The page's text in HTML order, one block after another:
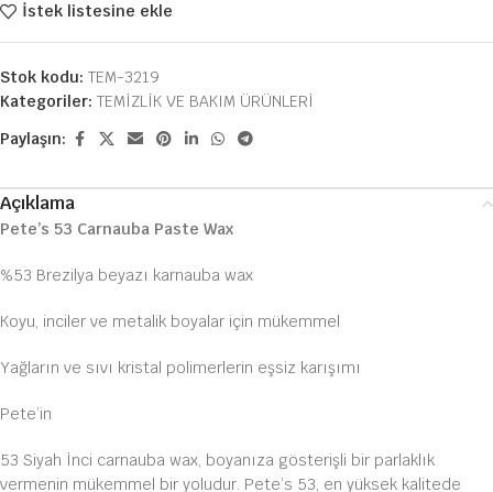
İstek listesine ekle
Stok kodu: TEM-3219
Kategoriler: TEMİZLİK VE BAKIM ÜRÜNLERİ
Paylaşın:
Açıklama
Pete’s 53 Carnauba Paste Wax
%53 Brezilya beyazı karnauba wax
Koyu, inciler ve metalik boyalar için mükemmel
Yağların ve sıvı kristal polimerlerin eşsiz karışımı
Pete’in
53 Siyah İnci carnauba wax, boyanıza gösterişli bir parlaklık
vermenin mükemmel bir yoludur. Pete’s 53, en yüksek kalitede